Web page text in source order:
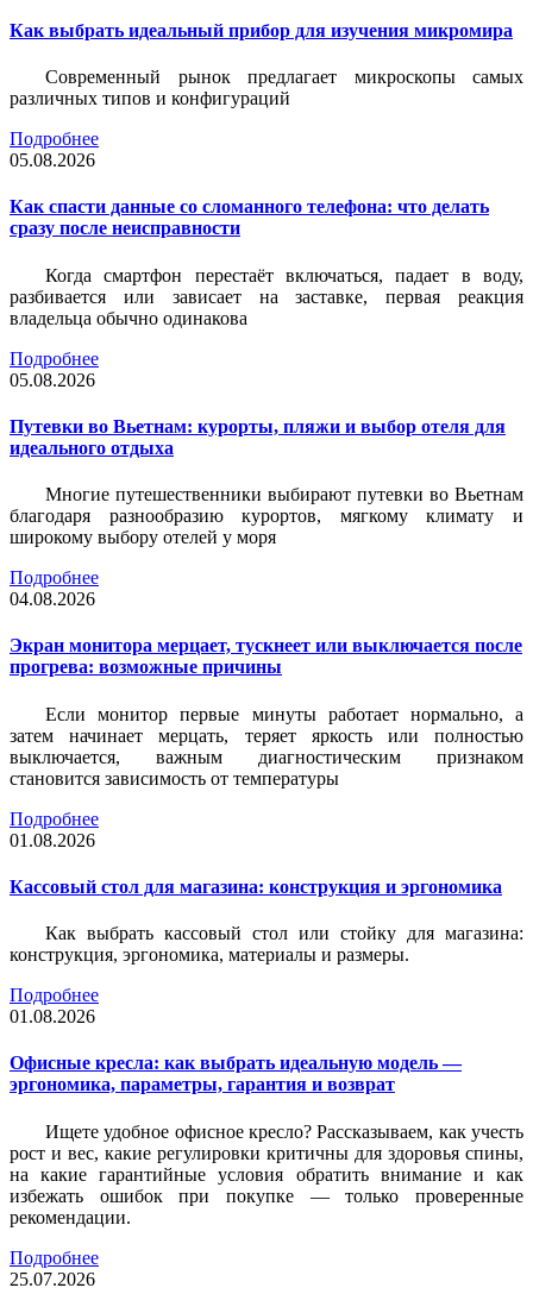
Как выбрать идеальный прибор для изучения микромира
Современный рынок предлагает микроскопы самых
различных типов и конфигураций
Подробнее
05.08.2026
Как спасти данные со сломанного телефона: что делать
сразу после неисправности
Когда смартфон перестаёт включаться, падает в воду,
разбивается или зависает на заставке, первая реакция
владельца обычно одинакова
Подробнее
05.08.2026
Путевки во Вьетнам: курорты, пляжи и выбор отеля для
идеального отдыха
Многие путешественники выбирают путевки во Вьетнам
благодаря разнообразию курортов, мягкому климату и
широкому выбору отелей у моря
Подробнее
04.08.2026
Экран монитора мерцает, тускнеет или выключается после
прогрева: возможные причины
Если монитор первые минуты работает нормально, а
затем начинает мерцать, теряет яркость или полностью
выключается, важным диагностическим признаком
становится зависимость от температуры
Подробнее
01.08.2026
Кассовый стол для магазина: конструкция и эргономика
Как выбрать кассовый стол или стойку для магазина:
конструкция, эргономика, материалы и размеры.
Подробнее
01.08.2026
Офисные кресла: как выбрать идеальную модель —
эргономика, параметры, гарантия и возврат
Ищете удобное офисное кресло? Рассказываем, как учесть
рост и вес, какие регулировки критичны для здоровья спины,
на какие гарантийные условия обратить внимание и как
избежать ошибок при покупке — только проверенные
рекомендации.
Подробнее
25.07.2026